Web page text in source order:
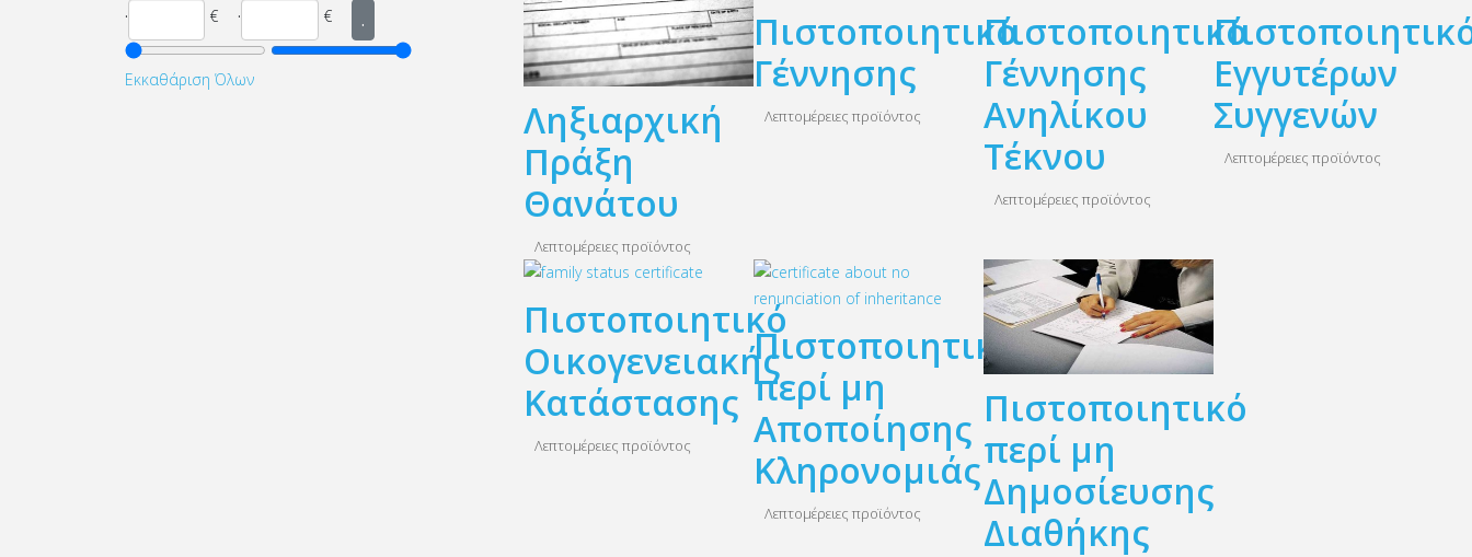
.
€ . € .
Εκκαθάριση Όλων
Ληξιαρχική
Πράξη
Θανάτου
Λεπτομέρειες προϊόντος
Πιστοποιητικό
Γέννησης
Λεπτομέρειες προϊόντος
Πιστοποιητικό
Γέννησης
Ανηλίκου
Τέκνου
Λεπτομέρειες προϊόντος
Εγγυτέρων
Συγγενών
Λεπτομέρειες προϊόντος
Πιστοποιητικό
Οικογενειακής
Κατάστασης
Λεπτομέρειες προϊόντος
Πιστοποιητικό
περί μη
Αποποίησης
Κληρονομιάς
Λεπτομέρειες προϊόντος
Πιστοποιητικό
περί μη
Δημοσίευσης
Διαθήκης